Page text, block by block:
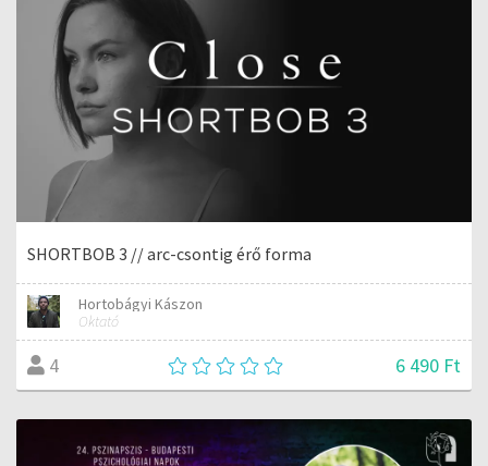
SHORTBOB 3 // arc-csontig érő forma
Hortobágyi Kászon
Oktató
4 6 490 Ft